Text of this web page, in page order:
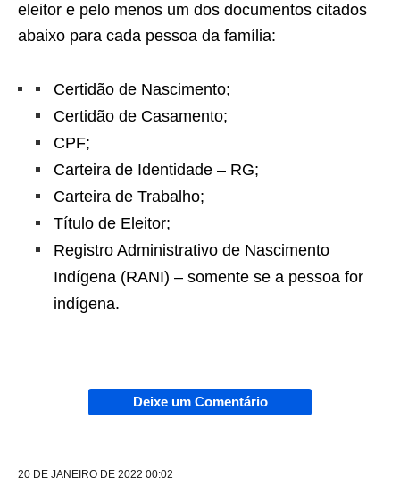
eleitor e pelo menos um dos documentos citados
abaixo para cada pessoa da família:
Certidão de Nascimento;
Certidão de Casamento;
CPF;
Carteira de Identidade – RG;
Carteira de Trabalho;
Título de Eleitor;
Registro Administrativo de Nascimento
Indígena (RANI) – somente se a pessoa for
indígena.
Deixe um Comentário
20 DE JANEIRO DE 2022 00:02